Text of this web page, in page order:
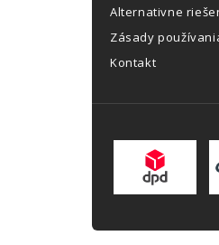
Alternativne
Zásady
Kontakt